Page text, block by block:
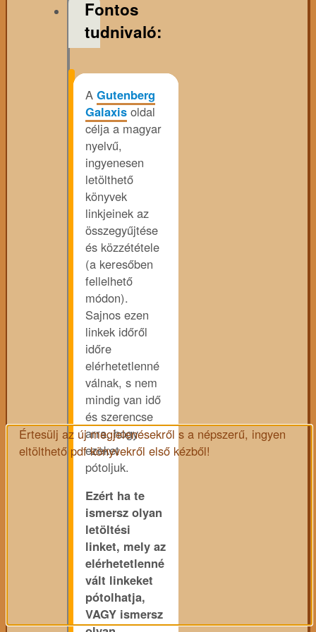
Fontos
tudnivaló:
A Gutenberg
Galaxis oldal
célja a magyar
nyelvű,
ingyenesen
letölthető
könyvek
linkjeinek az
összegyűjtése
és közzététele
(a keresőben
fellelhető
módon).
Sajnos ezen
linkek időről
időre
elérhetetlenné
válnak, s nem
mindig van idő
és szerencse
arra, hogy
ezeket
pótoljuk.
Ezért ha te
ismersz olyan
letöltési
linket, mely az
elérhetetlenné
vált linkeket
pótolhatja,
VAGY ismersz
Értesülj az új megjelenésekről s a népszerű, ingyen
eltölthető pdf könyvekről első kézből!